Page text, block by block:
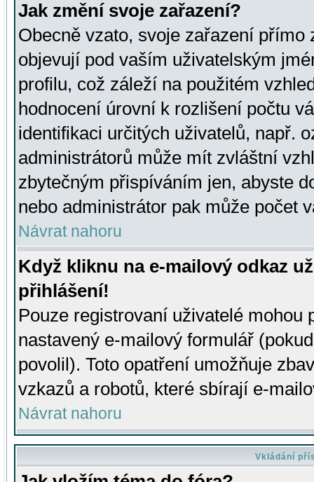
Jak změní svoje zařazení?
Obecně vzato, svoje zařazení přímo
objevují pod vaším uživatelským
profilu, což záleží na použitém
hodnocení úrovní k rozlišení počtu
identifikaci určitých uživatelů, např.
administrátorů může mít zvláštní
zbytečným přispíváním jen, abyste
nebo administrátor pak může počet
Návrat nahoru
Když kliknu na e-mailový odkaz
přihlášení!
Pouze registrovaní uživatelé mohou
nastavený e-mailový formulář
povolil). Toto opatření umožňuje
vzkazů a robotů, které sbírají e-
Návrat nahoru
Vkládání